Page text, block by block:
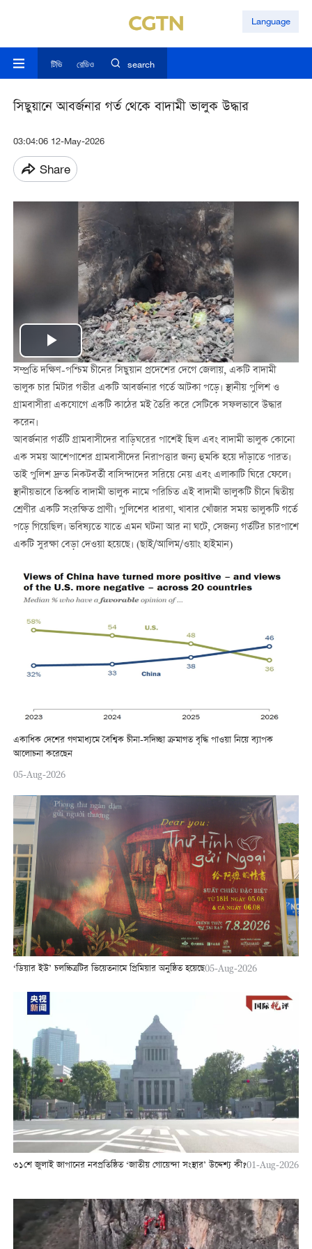
Language
টিভি রেডিও search
সিছুয়ানে আবর্জনার গর্ত থেকে বাদামী ভালুক উদ্ধার
03:04:06 12-May-2026
Share
Play
Video
সম্প্রতি দক্ষিণ-পশ্চিম চীনের সিছুয়ান প্রদেশের দেগে জেলায়, একটি বাদামী
ভালুক চার মিটার গভীর একটি আবর্জনার গর্তে আটকা পড়ে। স্থানীয় পুলিশ ও
গ্রামবাসীরা একযোগে একটি কাঠের মই তৈরি করে সেটিকে সফলভাবে উদ্ধার
করেন।
আবর্জনার গর্তটি গ্রামবাসীদের বাড়িঘরের পাশেই ছিল এবং বাদামী ভালুক কোনো
এক সময় আশেপাশের গ্রামবাসীদের নিরাপত্তার জন্য হুমকি হয়ে দাঁড়াতে পারত।
তাই পুলিশ দ্রুত নিকটবর্তী বাসিন্দাদের সরিয়ে নেয় এবং এলাকাটি ঘিরে ফেলে।
স্থানীয়ভাবে তিব্বতি বাদামী ভালুক নামে পরিচিত এই বাদামী ভালুকটি চীনে দ্বিতীয়
শ্রেণীর একটি সংরক্ষিত প্রাণী। পুলিশের ধারণা, খাবার খোঁজার সময় ভালুকটি গর্তে
পড়ে গিয়েছিল। ভবিষ্যতে যাতে এমন ঘটনা আর না ঘটে, সেজন্য গর্তটির চারপাশে
একটি সুরক্ষা বেড়া দেওয়া হয়েছে। (ছাই/আলিম/ওয়াং হাইমান)
একাধিক দেশের গণমাধ্যমে বৈশ্বিক চীনা-সদিচ্ছা ক্রমাগত বৃদ্ধি পাওয়া নিয়ে ব্যাপক
আলোচনা করেছেন
05-Aug-2026
‘ডিয়ার ইউ’ চলচ্চিত্রটির ভিয়েতনামে প্রিমিয়ার অনুষ্ঠিত হয়েছে05-Aug-2026
৩১শে জুলাই জাপানের নবপ্রতিষ্ঠিত ‘জাতীয় গোয়েন্দা সংস্থার’ উদ্দেশ্য কী?01-Aug-2026